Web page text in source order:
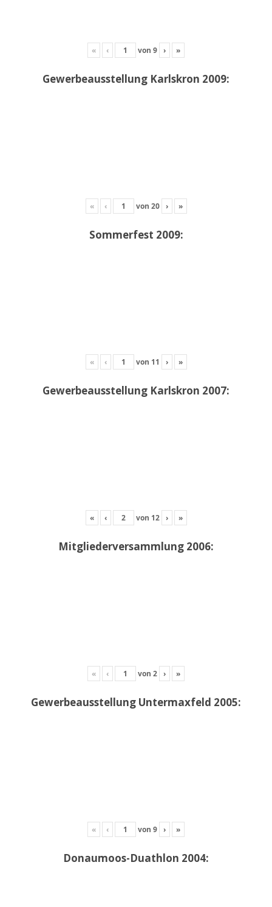
« ‹ von 9 › »
Gewerbeausstellung Karlskron 2009:
« ‹ von 20 › »
Sommerfest 2009:
« ‹ von 11 › »
Gewerbeausstellung Karlskron 2007:
« ‹ von 12 › »
Mitgliederversammlung 2006:
« ‹ von 2 › »
Gewerbeausstellung Untermaxfeld 2005:
« ‹ von 9 › »
Donaumoos-Duathlon 2004: